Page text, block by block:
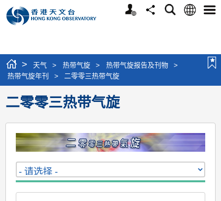
个
分
搜
语
选
> 天气 > 热带气旋 > 热带气旋报告及刊物
>
热带气旋年刊
> 二零零三热带气旋
二零零三热带气旋